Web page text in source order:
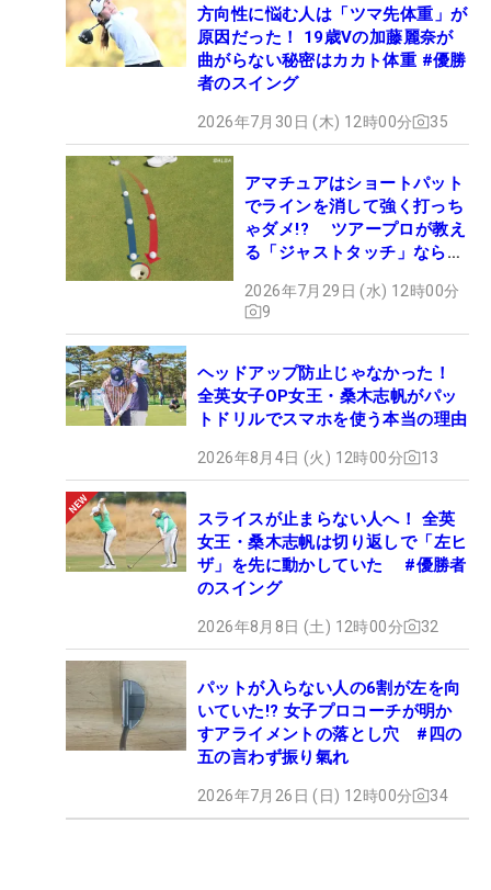
方向性に悩む人は「ツマ先体重」が
原因だった！ 19歳Vの加藤麗奈が
曲がらない秘密はカカト体重 #優勝
者のスイング
2026年7月30日 (木) 12時00分 35
アマチュアはショートパット
でラインを消して強く打っち
ゃダメ!? ツアープロが教え
る「ジャストタッチ」なら3
2026年7月29日 (水) 12時00分
9
ヘッドアップ防止じゃなかった！
全英女子OP女王・桑木志帆がパッ
トドリルでスマホを使う本当の理由
2026年8月4日 (火) 12時00分 13
スライスが止まらない人へ！ 全英
女王・桑木志帆は切り返しで「左ヒ
ザ」を先に動かしていた #優勝者
のスイング
2026年8月8日 (土) 12時00分 32
パットが入らない人の6割が左を向
いていた!? 女子プロコーチが明か
すアライメントの落とし穴 #四の
五の言わず振り氣れ
2026年7月26日 (日) 12時00分 34